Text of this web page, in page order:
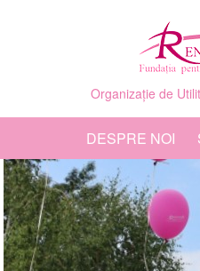
Organizație de
DESPRE NOI